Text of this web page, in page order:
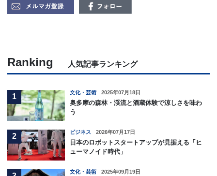
Ranking 人気記事ランキング
1
文化・芸術 2025年07月18日
奥多摩の森林・渓流と酒蔵体験で涼しさを味わ
う
2
ビジネス 2026年07月17日
日本のロボットスタートアップが見据える「ヒ
ューマノイド時代」
文化・芸術 2025年09月19日